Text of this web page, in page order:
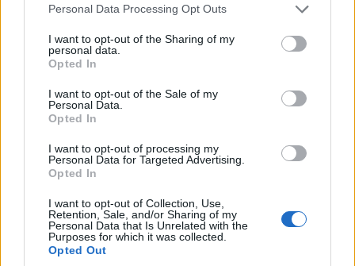
Personal Data Processing Opt Outs
I want to opt-out of the Sharing of my
personal data.
Opted In
I want to opt-out of the Sale of my
Personal Data.
Opted In
I want to opt-out of processing my
Personal Data for Targeted Advertising.
Opted In
I want to opt-out of Collection, Use,
Retention, Sale, and/or Sharing of my
Personal Data that Is Unrelated with the
Purposes for which it was collected.
Opted Out
mi ricordavo di una stanzetta piena di vinili e libri
e una cuffia spelacchiata, con la gommapiuma a
vista, ma da cui la sua voce usciva come un
sogno. E gli avrei detto grazie ancora per avermi
dato le parole quando non le trovavo. Per avermi
insegnato cosa sia la libertà, che al mare non
soltanto segno di qualcosa dentro che sta urlando
per uscire. Per avermi insegnato le illusioni e a
morire pecora nera. Ad avermi raccontato di
Odisseo, e poi di Cirano, di Colombo, di Sancho
Panza e Don Chisciotte. A saper distinguere